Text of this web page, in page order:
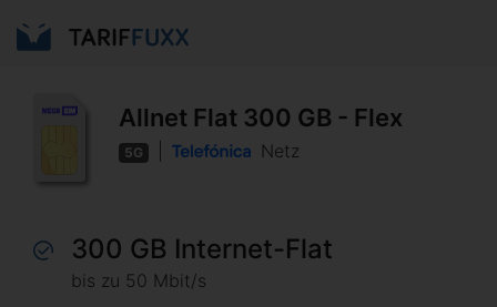
Allnet Flat 300 GB - Flex
5G Netz
300 GB Internet-Flat
bis zu 50 Mbit/s